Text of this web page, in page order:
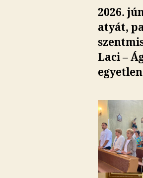
2026.
atyát,
Laci –